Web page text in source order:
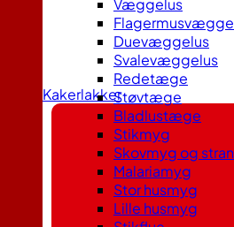
Kakerlakker
Væggelus
Duevæggelus
Svalevæggelus
Redetæge
Støvtæge
Bladlustæge
Stikmyg
Skovmyg og
Malariamyg
Stor husmyg
Lille husmyg